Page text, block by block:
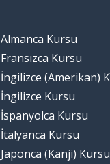
Almanca Kursu
Fransızca Kursu
İngilizce (Amerikan)
İngilizce Kursu
İspanyolca Kursu
İtalyanca Kursu
Japonca (Kanji) Kursu